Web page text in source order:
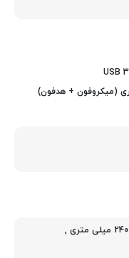
240 میلی متری
,